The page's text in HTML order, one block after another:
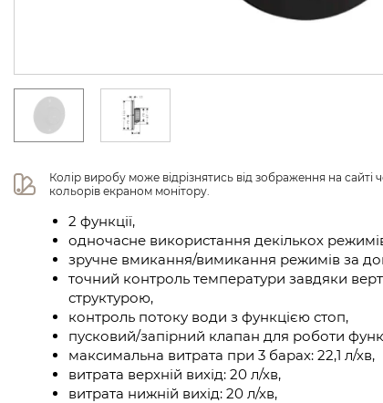
Колір виробу може відрізнятись від зображення на сайті
кольорів екраном монітору.
2 функції,
одночасне використання декількох
зручне вмикання/вимикання режимів за
точний контроль температури завдяки
структурою,
контроль потоку води з функцією стоп,
пусковий/запірний клапан для роботи
максимальна витрата при 3 барах: 22,1 л/хв,
витрата верхній вихід: 20 л/хв,
витрата нижній вихід: 20 л/хв,